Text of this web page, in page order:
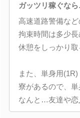
ガッツリ稼ぐな
高速道路警備な
拘束時間は多少長
休憩をしっかり取
また、単身用
寮があるので、
なんと…友達や